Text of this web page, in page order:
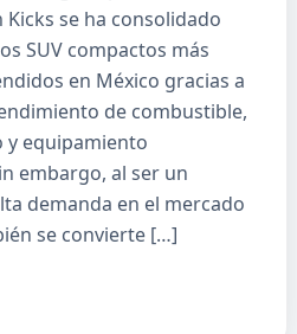
Kicks se ha consolidado
SUV compactos más
en México gracias a
de combustible,
y equipamiento
embargo, al ser un
demanda en el mercado
se convierte […]